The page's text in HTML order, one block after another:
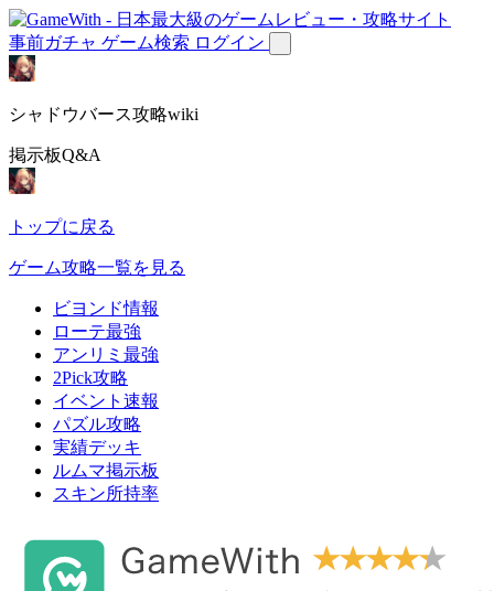
事前ガチャ ゲーム検索 ログイン
シャドウバース攻略wiki
掲示板Q&A
トップに戻る
ゲーム攻略一覧を見る
ビヨンド情報
ローテ最強
アンリミ最強
2Pick攻略
イベント速報
パズル攻略
実績デッキ
ルムマ掲示板
スキン所持率